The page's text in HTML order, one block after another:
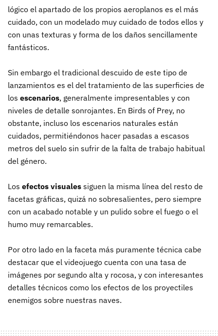
lógico el apartado de los propios aeroplanos es el más
cuidado, con un modelado muy cuidado de todos ellos y
con unas texturas y forma de los daños sencillamente
fantásticos.
Sin embargo el tradicional descuido de este tipo de
lanzamientos es el del tratamiento de las superficies de
los escenarios, generalmente impresentables y con
niveles de detalle sonrojantes. En Birds of Prey, no
obstante, incluso los escenarios naturales están
cuidados, permitiéndonos hacer pasadas a escasos
metros del suelo sin sufrir de la falta de trabajo habitual
del género.
Los efectos visuales siguen la misma línea del resto de
facetas gráficas, quizá no sobresalientes, pero siempre
con un acabado notable y un pulido sobre el fuego o el
humo muy remarcables.
Por otro lado en la faceta más puramente técnica cabe
destacar que el videojuego cuenta con una tasa de
imágenes por segundo alta y rocosa, y con interesantes
detalles técnicos como los efectos de los proyectiles
enemigos sobre nuestras naves.